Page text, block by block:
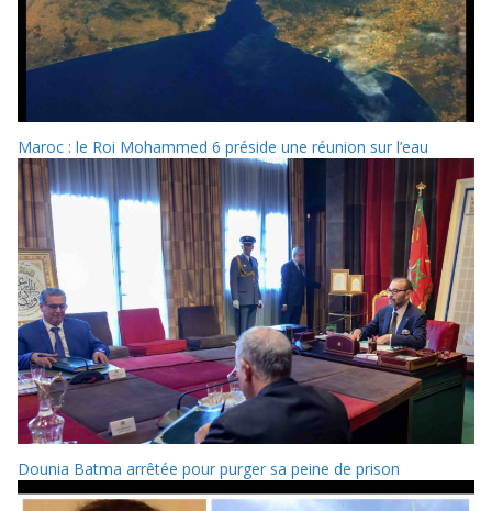
Maroc : le Roi Mohammed 6 préside une réunion sur l’eau
Dounia Batma arrêtée pour purger sa peine de prison